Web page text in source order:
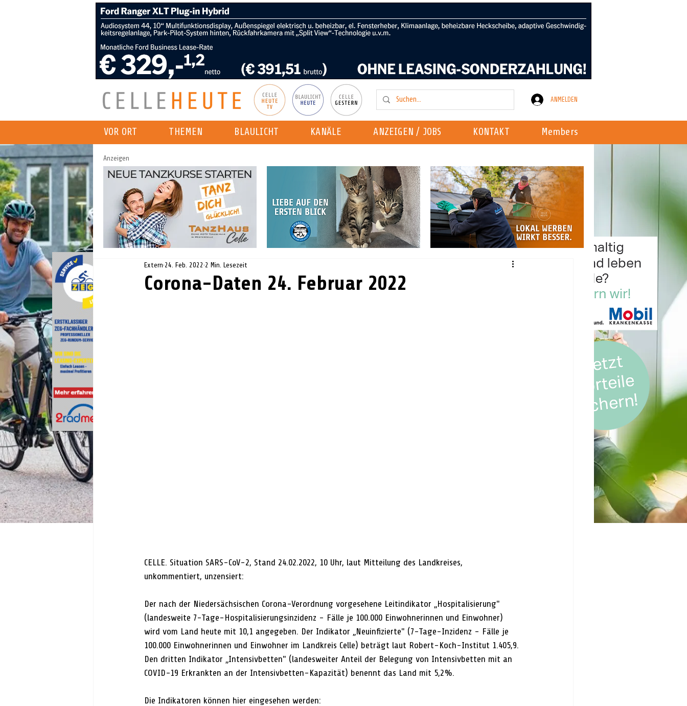
ANMELDEN
VOR ORT THEMEN BLAULICHT KANÄLE ANZEIGEN / JOBS KONTAKT Members
Anzeigen
Corona-Daten 24. Februar 2022
Extern 24. Feb. 2022 2 Min. Lesezeit
CELLE. Situation SARS-CoV-2, Stand 24.02.2022, 10 Uhr, laut Mitteilung des Landkreises,
unkommentiert, unzensiert:
Der nach der Niedersächsischen Corona-Verordnung vorgesehene Leitindikator „Hospitalisierung"
(landesweite 7-Tage-Hospitalisierungsinzidenz - Fälle je 100.000 Einwohnerinnen und Einwohner)
wird vom Land heute mit 10,1 angegeben. Der Indikator „Neuinfizierte" (7-Tage-Inzidenz - Fälle je
100.000 Einwohnerinnen und Einwohner im Landkreis Celle) beträgt laut Robert-Koch-Institut 1.405,9.
Den dritten Indikator „Intensivbetten" (landesweiter Anteil der Belegung von Intensivbetten mit an
COVID-19 Erkrankten an der Intensivbetten-Kapazität) benennt das Land mit 5,2%.
Die Indikatoren können hier eingesehen werden: